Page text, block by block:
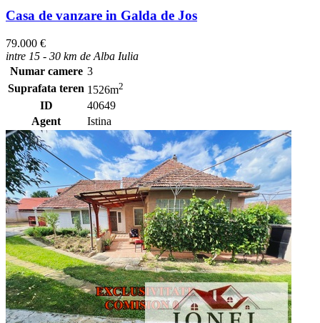
Casa de vanzare in Galda de Jos
79.000 €
intre 15 - 30 km de Alba Iulia
Numar camere 3
Suprafata teren 1526m2
ID
40649
Agent
Istina